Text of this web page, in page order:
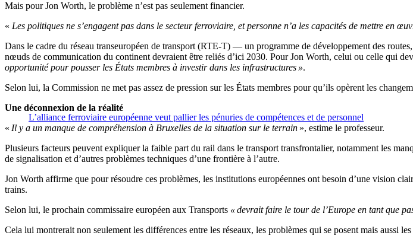
Mais pour Jon Worth, le problème n’est pas seulement financier.
« Les politiques ne s’engagent pas dans le secteur ferroviaire, et personne n’a les capacités de mettre en
Dans le cadre du réseau transeuropéen de transport (RTE-T) — un programme de développement des
nœuds de communication du continent devraient être reliés d’ici 2030. Pour Jon Worth, celui ou celle qui
opportunité pour pousser les États membres à investir dans les infrastructures ».
Selon lui, la Commission ne met pas assez de pression sur les États membres pour qu’ils opèrent les
L’alliance ferroviaire européenne veut pallier les pénuries de compétences et de personnel
Une déconnexion de la réalité
« Il y a un manque de compréhension à Bruxelles de la situation sur le terrain », estime le professeur.
Plusieurs facteurs peuvent expliquer la faible part du rail dans le transport transfrontalier, notamment les
de signalisation et d’autres problèmes techniques d’une frontière à l’autre.
Jon Worth affirme que pour résoudre ces problèmes, les institutions européennes ont besoin d’une vision
trains.
Selon lui, le prochain commissaire européen aux Transports « devrait faire le tour de l’Europe en tant que
Cela lui montrerait non seulement les différences entre les réseaux, les problèmes qui se posent mais aussi